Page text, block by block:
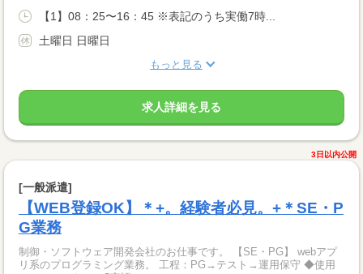
【1】08：25〜16：45 ※表記のうち実働7時...
土曜日 日曜日
もっと見る
求人詳細を見る
3日以内公開
[一般派遣]
【WEB登録OK】＊+。経験者必見。+＊SE・P
G業務
制御・ソフトウェア開発会社のお仕事です。 【SE・PG】 webアプ
リ系のプログラミング業務。 工程：PG→テスト→運用保守 ◆使用